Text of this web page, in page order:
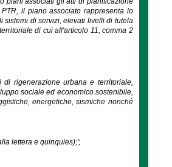
il piano associato rappresenta lo
sistemi di servizi, elevati livelli di tutela
di cui all'articolo 11, comma 2
rigenerazione urbana e territoriale,
sociale ed economico sostenibile,
energetiche, sismiche nonché
lettera e quinquies);';